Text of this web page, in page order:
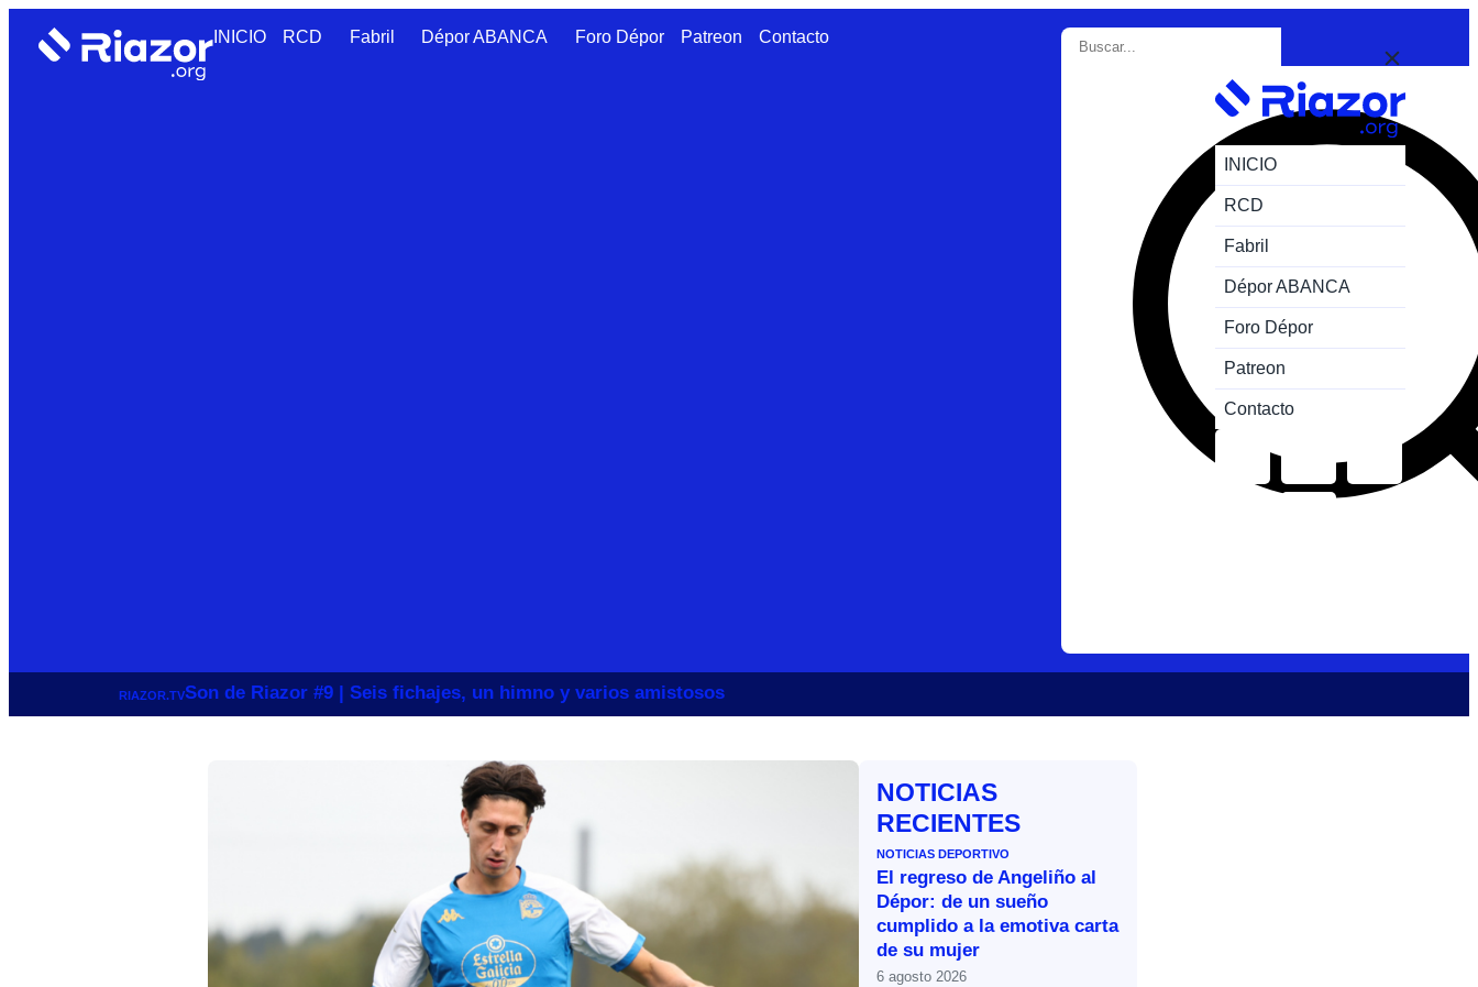
INICIO RCD Fabril Dépor ABANCA Foro Dépor Patreon Contacto
INICIO
RCD
Fabril
Dépor ABANCA
Foro Dépor
Patreon
Contacto
RIAZOR.TVSon de Riazor #9 | Seis fichajes, un himno y varios amistosos
NOTICIAS
RECIENTES
NOTICIAS DEPORTIVO
El regreso de Angeliño al
Dépor: de un sueño
cumplido a la emotiva carta
de su mujer
6 agosto 2026